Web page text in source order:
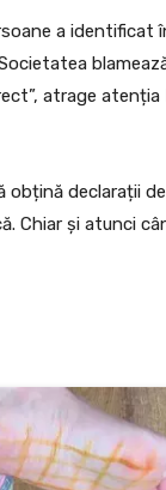
a identificat
atrage atenția
declarații
Chiar și atunci